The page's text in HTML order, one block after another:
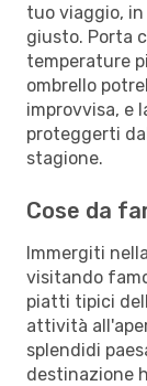
tuo viaggio,
giusto. Porta
temperature
ombrello
improvvisa, e
proteggerti
stagione.
Cose da
Immergiti
visitando
piatti tipici
attività
splendidi
destinazione